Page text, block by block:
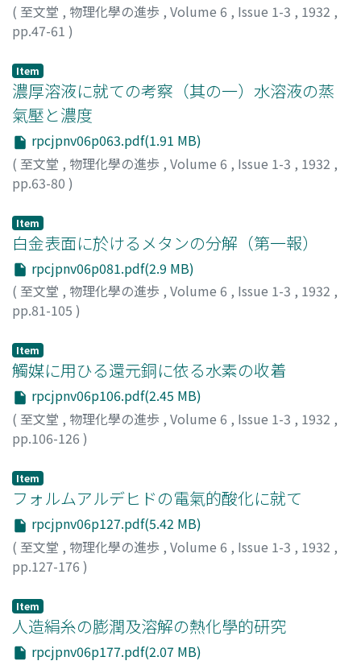
( 至文堂 , 物理化學の進歩 , Volume 6 , Issue 1-3 , 1932 ,
pp.47-61 )
キチ
Item
濃厚溶液に就ての考察（其の一）水溶液の蒸
氣壓と濃度
rpcjpnv06p063.pdf(1.91 MB)
( 至文堂 , 物理化學の進歩 , Volume 6 , Issue 1-3 , 1932 ,
pp.63-80 )
Item
白金表面に於けるメタンの分解（第一報）
rpcjpnv06p081.pdf(2.9 MB)
( 至文堂 , 物理化學の進歩 , Volume 6 , Issue 1-3 , 1932 ,
pp.81-105 )
Item
觸媒に用ひる還元銅に依る水素の收着
rpcjpnv06p106.pdf(2.45 MB)
( 至文堂 , 物理化學の進歩 , Volume 6 , Issue 1-3 , 1932 ,
pp.106-126 )
Item
フォルムアルデヒドの電氣的酸化に就て
rpcjpnv06p127.pdf(5.42 MB)
( 至文堂 , 物理化學の進歩 , Volume 6 , Issue 1-3 , 1932 ,
pp.127-176 )
Item
人造絹糸の膨潤及溶解の熱化學的研究
rpcjpnv06p177.pdf(2.07 MB)